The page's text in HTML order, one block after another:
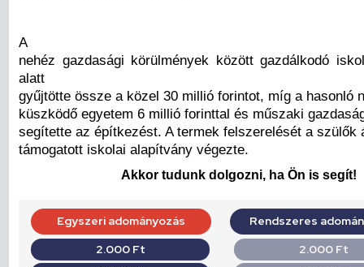
A
nehéz gazdasági körülmények között gazdálkodó
alatt
gyűjtötte össze a közel 30 millió forintot, míg a hasonló
küszködő egyetem 6 millió forinttal és műszaki
segítette az építkezést. A termek felszerelését a szülők
támogatott iskolai alapítvány végezte.
Akkor tudunk dolgozni, ha Ön is segít!